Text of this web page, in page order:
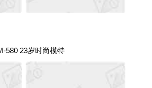
580 23岁时尚模特